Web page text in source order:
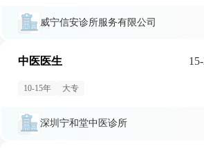
威宁信安诊所服务有限公司
中医医生
10-15年 大专
深圳宁和堂中医诊所